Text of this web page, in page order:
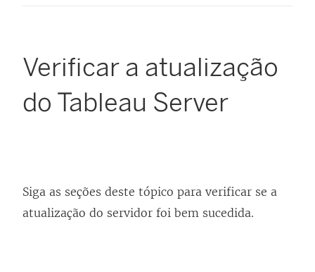
Verificar a atualização
do Tableau Server
Siga as seções deste tópico para verificar se a
atualização do servidor foi bem sucedida.